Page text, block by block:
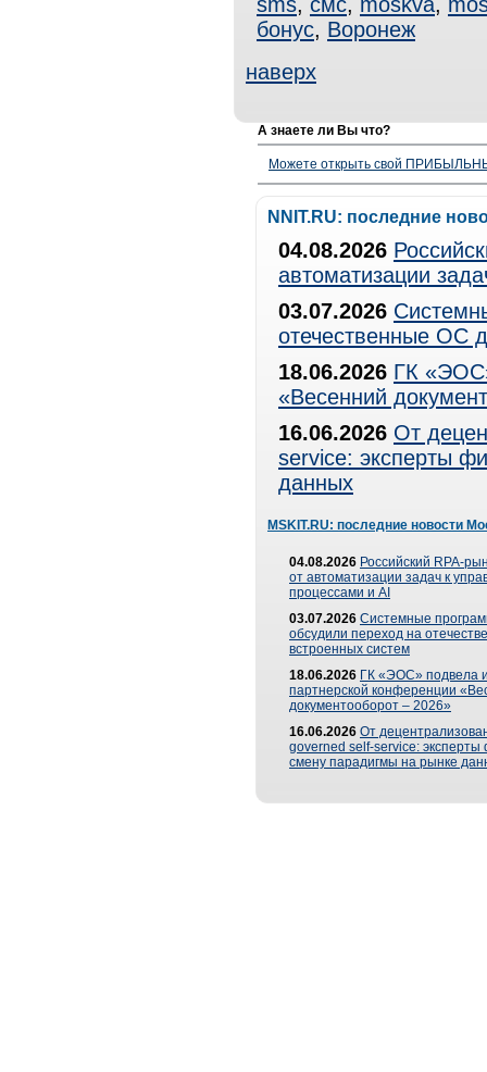
бонус, Воронеж
наверх
А знаете ли Вы что?
Можете открыть свой
NNIT.RU: последние
04.08.2026
автоматизации
03.07.2026
отечественные ОС
18.06.2026 ГК
«Весенний
16.06.2026 От
service: эксперты
данных
MSKIT.RU: последние новости
04.08.2026 Российский RPA-
от автоматизации задач к
процессами и AI
03.07.2026 Системные
обсудили переход на
встроенных систем
18.06.2026 ГК «ЭОС» подвела
партнерской конференции
документооборот – 2026»
16.06.2026 От
governed self-service: эксперты
смену парадигмы на рынке